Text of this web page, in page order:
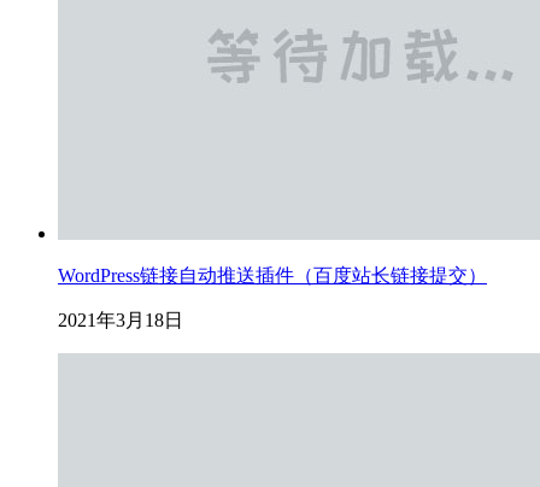
WordPress链接自动推送插件（百度站长链接提交）
2021年3月18日